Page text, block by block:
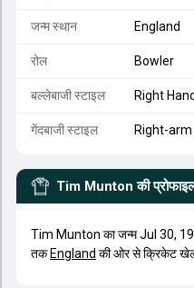
जन्म स्थान England
रोल Bowler
बल्लेबाजी स्टाइल Right
गेंदबाजी स्टाइल Right-
Tim Munton की
Tim Munton का जन्म Jul 30,
तक England की ओर से क्रिकेट